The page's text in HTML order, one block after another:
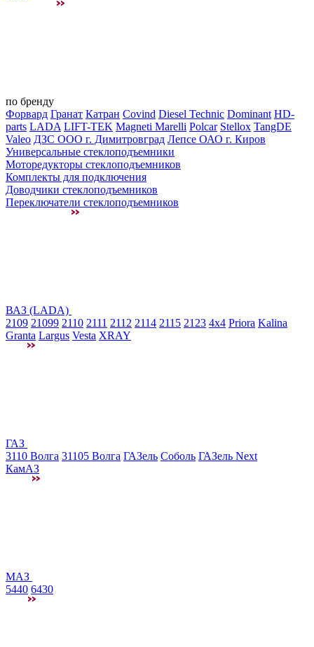
по бренду
Форвард Гранат Катран Covind Diesel Technic Dominant HD-
parts LADA LIFT-TEK Magneti Marelli Polcar Stellox TangDE
Valeo ДЗС ООО г. Димитровград Лепсе ОАО г. Киров
Универсальные стеклоподъемники
Моторедукторы стеклоподъемников
Комплекты для подключения
Доводчики стеклоподъемников
Переключатели стеклоподъемников
ВАЗ (LADA)
2109 21099 2110 2111 2112 2114 2115 2123 4x4 Priora Kalina
Granta Largus Vesta XRAY
ГАЗ
3110 Волга 31105 Волга ГАЗель Соболь ГАЗель Next
КамАЗ
МАЗ
5440 6430